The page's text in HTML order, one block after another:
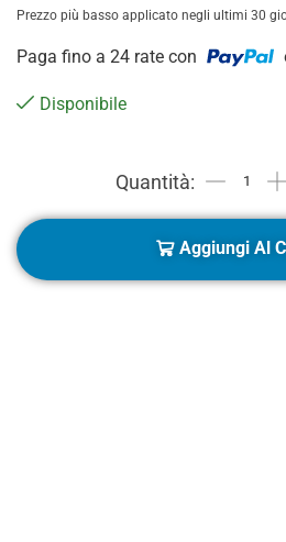
Prezzo più basso applicato negli ultimi 30
Paga fino a 24 rate con
Disponibile
Aggiungi Al